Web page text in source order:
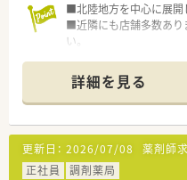
■北陸地方を中心に展開
■近隣にも店舗多数あり
い。
詳細を見る
更新日： 2026/07/08 薬剤師
正社員
調剤薬局